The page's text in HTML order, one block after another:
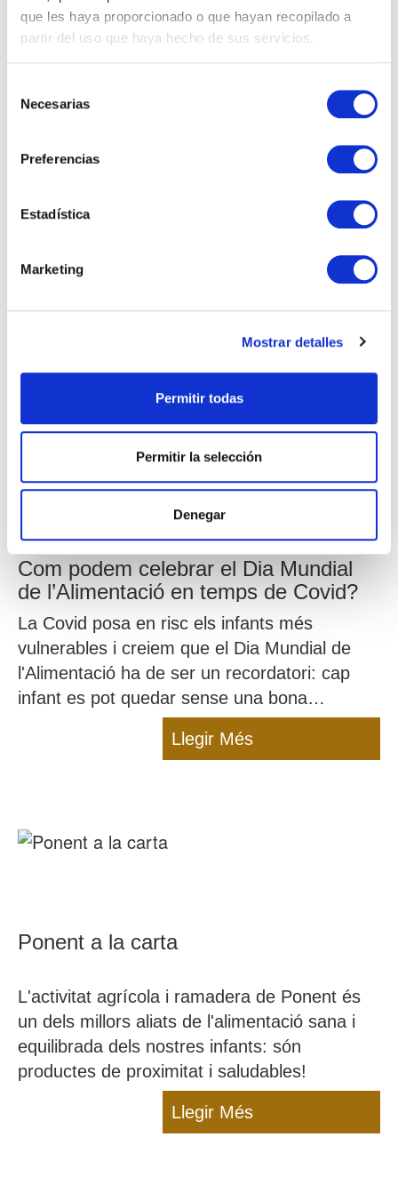
que les haya proporcionado o que hayan recopilado a
partir del uso que haya hecho de sus servicios.
Necesarias
Preferencias
Estadística
Marketing
Mostrar detalles
Permitir todas
Permitir la selección
Denegar
acabar de manera precipitada, a CelMiranda
Com podem celebrar el Dia Mundial
de l’Alimentació en temps de Covid?
La Covid posa en risc els infants més
vulnerables i creiem que el Dia Mundial de
l'Alimentació ha de ser un recordatori: cap
infant es pot quedar sense una bona
Llegir Més
Ponent a la carta
L'activitat agrícola i ramadera de Ponent és
un dels millors aliats de l'alimentació sana i
equilibrada dels nostres infants: són
productes de proximitat i saludables!
Llegir Més